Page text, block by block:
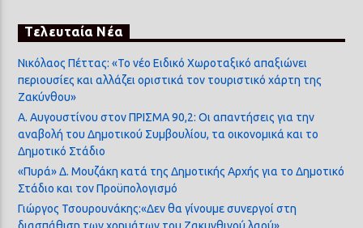
Τελευταία Νέα
Νικόλαος Πέττας: «Το νέο Ειδικό Χωροταξικό απαξιώνει
περιουσίες και αλλάζει οριστικά τον τουριστικό χάρτη της
Ζακύνθου»
Α. Αυγουστίνου στον ΠΡΙΣΜΑ 90,2: Οι απαντήσεις για την
αναβολή του Δημοτικού Συμβουλίου, τα οικονομικά και το
Δημοτικό Στάδιο
«Πυρά» Δ. Μουζάκη κατά της Δημοτικής Αρχής για το Δημοτικό
Στάδιο και τον Προϋπολογισμό
Γιώργος Τσουρουνάκης:«Δεν θα γίνουμε συνεργοί στη